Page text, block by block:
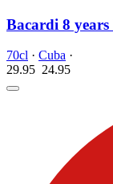
Bacardi 8
70cl · Cuba ·
29.95 24.95